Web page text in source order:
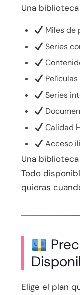
Una
Miles de
Series
Series
Calidad
Acceso
Una
Todo
quieras
Elige el plan